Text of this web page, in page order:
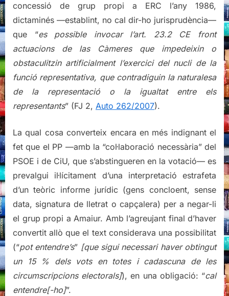
concessió de grup propi a ERC l’any 1986,
dictaminés —establint, no cal dir-ho jurisprudència—
que “es possible invocar l’art. 23.2 CE front
actuacions de las Càmeres que impedeixin o
obstaculitzin artificialment l’exercici del nucli de la
funció representativa, que contradiguin la naturalesa
de la representació o la igualtat entre els
representants” (FJ 2, Auto 262/2007).
La qual cosa converteix encara en més indignant el
fet que el PP —amb la “col·laboració necessària” del
PSOE i de CiU, que s’abstingueren en la votació— es
prevalgui il·lícitament d’una interpretació estrafeta
d’un teòric informe jurídic (gens concloent, sense
data, signatura de lletrat o capçalera) per a negar-li
el grup propi a Amaiur. Amb l’agreujant final d’haver
convertit allò que el text considerava una possibilitat
(“pot entendre’s” [que sigui necessari haver obtingut
un 15 % dels vots en totes i cadascuna de les
circumscripcions electorals]), en una obligació: “cal
entendre[-ho]”.